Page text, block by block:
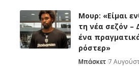
Μουρ: «Είμαι
τη νέα σεζόν –
ένα
ρόστερ»
Μπάσκετ 7